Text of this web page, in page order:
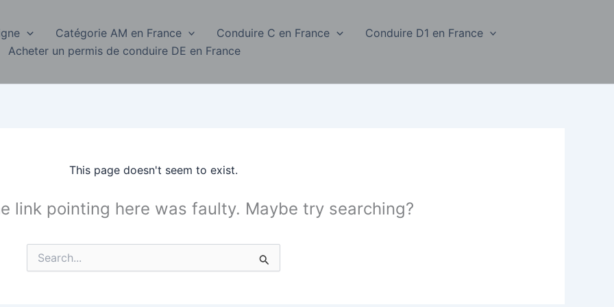
Catégorie AM en France Conduire C en France
Conduire D1 en France
Acheter un permis de conduire DE en France
This page doesn't seem to exist.
link pointing here was faulty. Maybe try searching?
Search
for: